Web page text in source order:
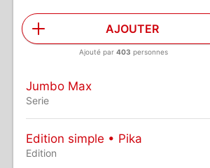
AJOUTER
Ajouté par 403 personnes
Jumbo Max
Serie
Edition simple • Pika
Edition